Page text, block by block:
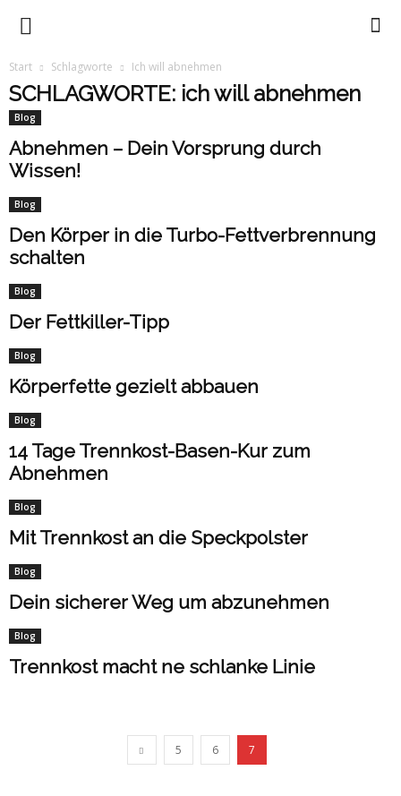
Trennkost
mit
Ursula
Summ
Start Schlagworte Ich will abnehmen
SCHLAGWORTE: ich will abnehmen
Blog
Abnehmen – Dein Vorsprung durch
Wissen!
Blog
Den Körper in die Turbo-Fettverbrennung
schalten
Blog
Der Fettkiller-Tipp
Blog
Körperfette gezielt abbauen
Blog
14 Tage Trennkost-Basen-Kur zum
Abnehmen
Blog
Mit Trennkost an die Speckpolster
Blog
Dein sicherer Weg um abzunehmen
Blog
Trennkost macht ne schlanke Linie
5 6 7